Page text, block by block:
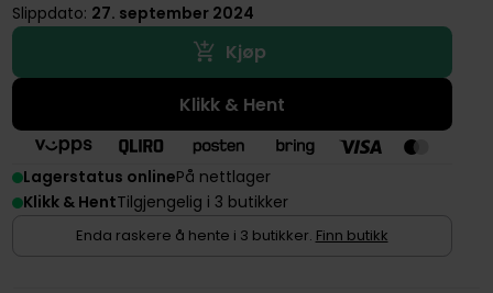
Slippdato: 27. september 2024
Kjøp
Klikk & Hent
Lagerstatus onlinePå nettlager
Klikk & HentTilgjengelig i 3 butikker
Enda raskere å hente i 3 butikker. Finn butikk